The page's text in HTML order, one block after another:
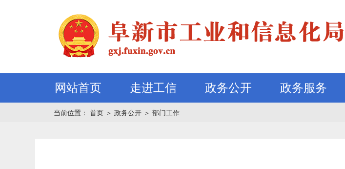
网站首页 走进工信 政务公开 政务服务
当前位置： 首页 ＞ 政务公开 ＞ 部门工作